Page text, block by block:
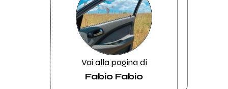
Vai alla pagina di
Fabio Fabio